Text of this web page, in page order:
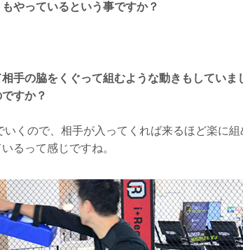
やっているという事ですか？
手の脇をくぐって組むような動きもしていま
すか？
くので、相手が入ってくれば来るほど楽に
るって感じですね。